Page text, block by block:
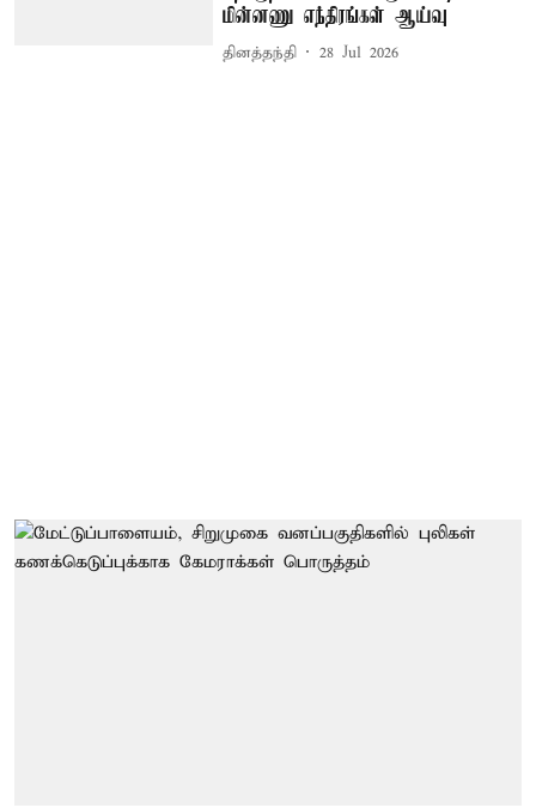
மின்னணு எந்திரங்கள் ஆய்வு
தினத்தந்தி 28 Jul 2026